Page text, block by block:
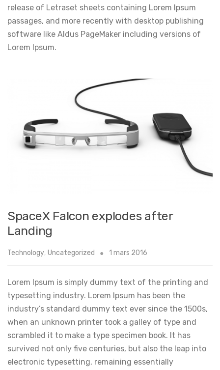
release of Letraset sheets containing Lorem Ipsum
passages, and more recently with desktop publishing
software like Aldus PageMaker including versions of
Lorem Ipsum.
SpaceX Falcon explodes after
Landing
Technology, Uncategorized 1 mars 2016
Lorem Ipsum is simply dummy text of the printing and
typesetting industry. Lorem Ipsum has been the
industry’s standard dummy text ever since the 1500s,
when an unknown printer took a galley of type and
scrambled it to make a type specimen book. It has
survived not only five centuries, but also the leap into
electronic typesetting, remaining essentially